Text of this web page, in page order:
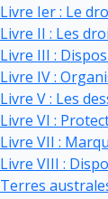
Livre Ier : Le
Livre II : Les
Livre III :
Livre IV :
Livre V : Les
Livre VI :
Livre VII :
Livre VIII :
Terres